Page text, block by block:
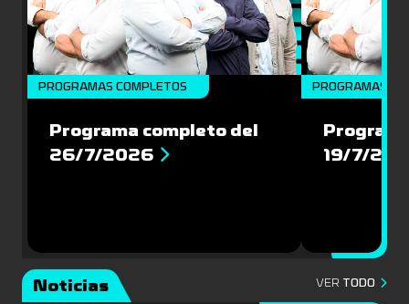
PROGRAMAS COMPLETOS
Programa completo del
26/7/2026
PROGRAMAS
19/7/
Noticias VER TODO